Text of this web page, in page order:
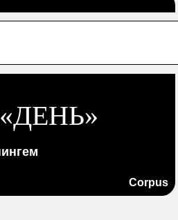
«ДЕНЬ»
Corpus